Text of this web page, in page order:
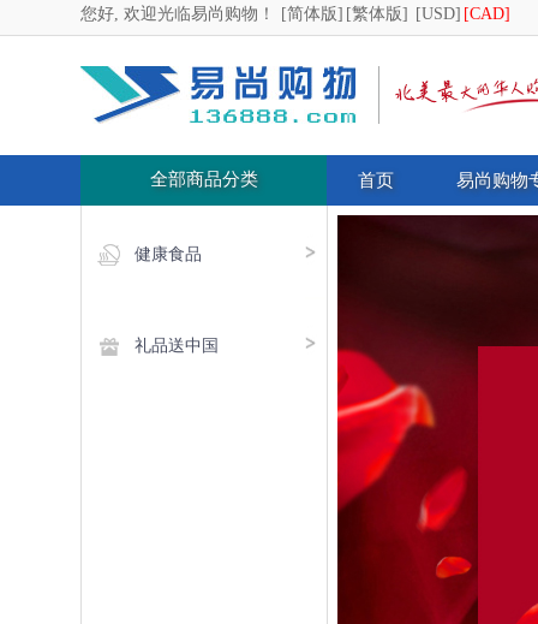
您好, 欢迎光临易尚购物！ [简体版] [繁体版] [USD] [CAD]
全部商品分类 首页 易尚购物
健康食品
礼品送中国